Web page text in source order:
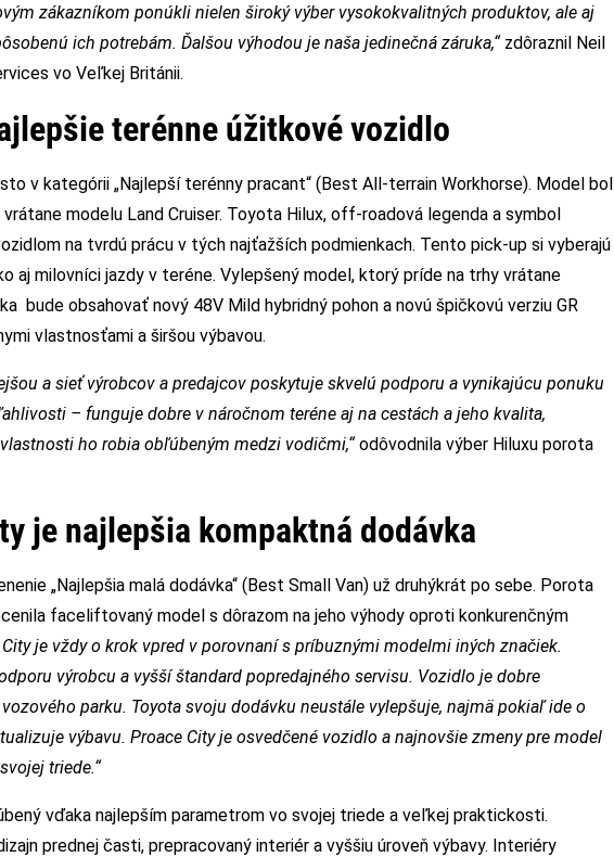
zákazníkom ponúkli nielen široký výber vysokokvalitných produktov, ale aj
ich potrebám. Ďalšou výhodou je naša jedinečná záruka,“zdôraznil Neil
vo Veľkej Británii.
terénne úžitkové vozidlo
v kategórii „Najlepší terénny pracant“ (Best All-terrain Workhorse). Model bol
modelu Land Cruiser. Toyota Hilux, off-roadová legenda a symbol
na tvrdú prácu v tých najťažších podmienkach. Tento pick-up si vyberajú
aj milovníci jazdy v teréne. Vylepšený model, ktorý príde na trhy vrátane
bude obsahovať nový 48V Mild hybridný pohon a novú špičkovú verziu GR
vlastnosťami a širšou výbavou.
a sieť výrobcov a predajcov poskytuje skvelú podporu a vynikajúcu ponuku
– funguje dobre v náročnom teréne aj na cestách a jeho kvalita,
ho robia obľúbeným medzi vodičmi,“odôvodnila výber Hiluxu porota
je najlepšia kompaktná dodávka
„Najlepšia malá dodávka“ (Best Small Van) už druhýkrát po sebe. Porota
faceliftovaný model s dôrazom na jeho výhody oproti konkurenčným
City je vždy o krok vpred v porovnaní s príbuznými modelmi iných značiek.
výrobcu a vyšší štandard popredajného servisu. Vozidlo je dobre
parku. Toyota svoju dodávku neustále vylepšuje, najmä pokiaľ ide o
výbavu. Proace City je osvedčené vozidlo a najnovšie zmeny pre model
triede.“
vďaka najlepším parametrom vo svojej triede a veľkej praktickosti.
prednej časti, prepracovaný interiér a vyššiu úroveň výbavy. Interiéry